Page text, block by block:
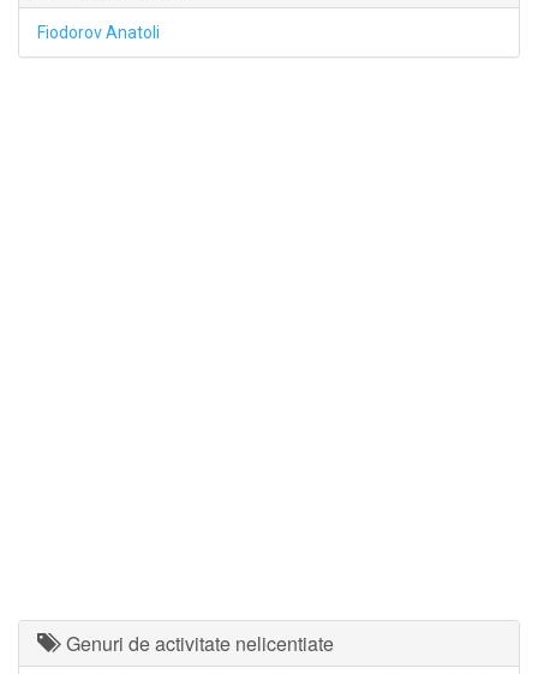
Fiodorov Anatoli
Genuri de activitate nelicentiate